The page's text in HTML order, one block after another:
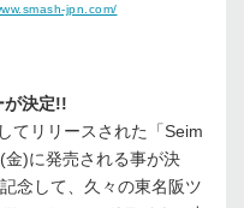
jpn.com/
が決定!!
てリリースされた「Seim
)に発売される事が決
念して、久々の東名阪ツ